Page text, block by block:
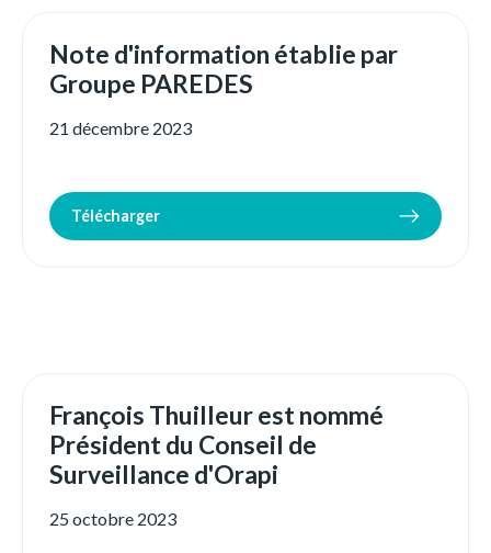
Note d'information établie par
Groupe PAREDES
21 décembre 2023
Télécharger
François Thuilleur est nommé
Président du Conseil de
Surveillance d'Orapi
25 octobre 2023